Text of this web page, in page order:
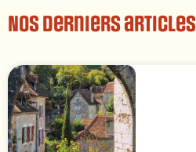
Nos derniers articles